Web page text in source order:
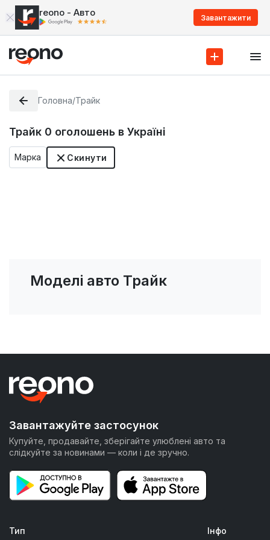
reono - Авто Завантажити
Головна/Трайк
Трайк 0 оголошень в Україні
Марка Скинути
Моделі авто Трайк
Завантажуйте застосунок
Купуйте, продавайте, зберігайте улюблені авто та
слідкуйте за новинами — коли і де зручно.
Тип Інфо